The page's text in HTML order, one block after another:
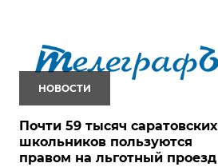
НОВОСТИ
Почти 59 тысяч саратовских
школьников пользуются
правом на льготный проезд